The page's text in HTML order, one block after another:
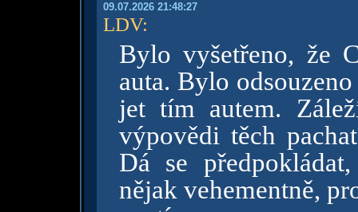
09.07.2026 21:48:27
LDV:
Bylo vyšetřeno, že
auta. Bylo
jet tím autem.
výpovědi těch
Dá se
nějak vehementně,